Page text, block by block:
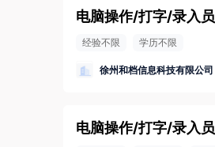
电脑操作/打字/录入员
经验不限 学历不限
徐州和档信息科技有限公司
电脑操作/打字/录入员